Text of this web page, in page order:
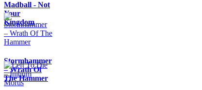
Madball - Not
Your
Kingdom
Stormhammer
– Wrath Of
The Hammer